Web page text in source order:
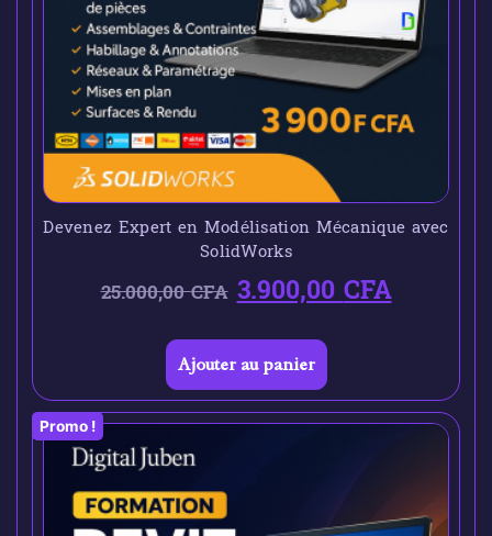
Devenez Expert en Modélisation Mécanique avec
SolidWorks
25.000,00CFA 3.900,00CFA
Ajouter au panier
Promo !